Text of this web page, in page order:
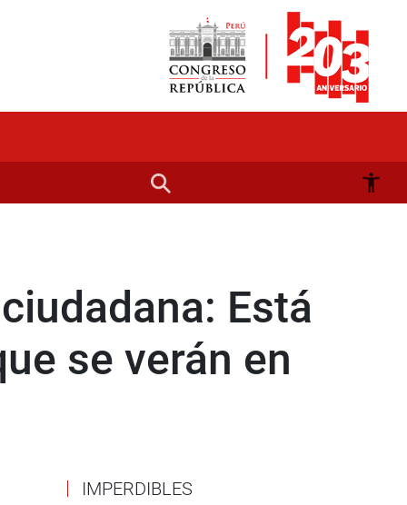
Está
se verán en
IMPERDIBLES